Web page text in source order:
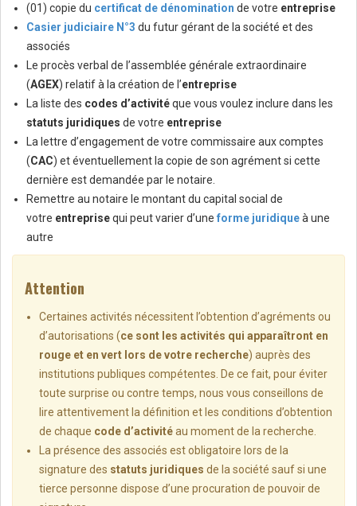
(01) copie du certificat de dénomination de votre entreprise
Casier judiciaire N°3 du futur gérant de la société et des
associés
Le procès verbal de l’assemblée générale extraordinaire
(AGEX) relatif à la création de l’entreprise
La liste des codes d’activitéque vous voulez inclure dans les
statuts juridiques de votre entreprise
La lettre d’engagement de votre commissaire aux comptes
(CAC) et éventuellement la copie de son agrément si cette
dernière est demandée par le notaire.
Remettre au notaire le montant du capital social de
votre entreprisequi peut varier d’une forme juridiqueà une
autre
Attention
Certaines activités nécessitent l’obtention d’agréments ou
d’autorisations (ce sont les activités qui apparaîtront en
rouge et en vert lors de votre recherche) auprès des
institutions publiques compétentes. De ce fait, pour éviter
toute surprise ou contre temps, nous vous conseillons de
lire attentivement la définition et les conditions d’obtention
de chaque code d’activitéau moment de la recherche.
La présence des associés est obligatoire lors de la
signature des statuts juridiques de la société sauf si une
tierce personne dispose d’une procuration de pouvoir de